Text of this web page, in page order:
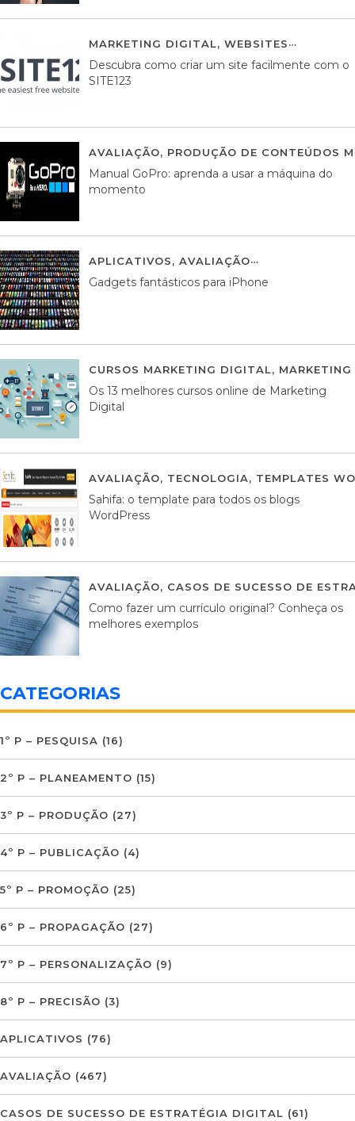
MARKETING DIGITAL, WEBSITES
Descubra como criar um site facilmente com o
SITE123
AVALIAÇÃO, PRODUÇÃO DE CONTEÚDOS
Manual GoPro: aprenda a usar a máquina do
momento
APLICATIVOS, AVALIAÇÃO
Gadgets fantásticos para iPhone
CURSOS MARKETING DIGITAL,
Os 13 melhores cursos online de Marketing
Digital
AVALIAÇÃO, TECNOLOGIA, TEMPLATES
Sahifa: o template para todos os blogs
WordPress
AVALIAÇÃO, CASOS DE SUCESSO DE
Como fazer um currículo original? Conheça os
melhores exemplos
CATEGORIAS
1º P – PESQUISA (16)
2º P – PLANEAMENTO (15)
3º P – PRODUÇÃO (27)
4º P – PUBLICAÇÃO (4)
5º P – PROMOÇÃO (25)
6º P – PROPAGAÇÃO (27)
7º P – PERSONALIZAÇÃO (9)
8º P – PRECISÃO (3)
APLICATIVOS (76)
AVALIAÇÃO (467)
CASOS DE SUCESSO DE ESTRATÉGIA DIGITAL (61)